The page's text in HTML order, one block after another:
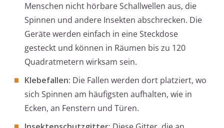
Menschen nicht hörbare Schallwellen aus, die
Spinnen und andere Insekten abschrecken. Die
Geräte werden einfach in eine Steckdose
gesteckt und können in Räumen bis zu 120
Quadratmetern wirksam sein.
Klebefallen: Die Fallen werden dort platziert, wo
sich Spinnen am häufigsten aufhalten, wie in
Ecken, an Fenstern und Türen.